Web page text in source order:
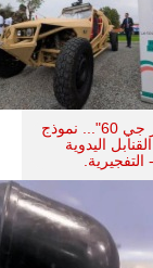
القنبلة "آر جي 60"... نموذج
اليدوية
التفجيرية.